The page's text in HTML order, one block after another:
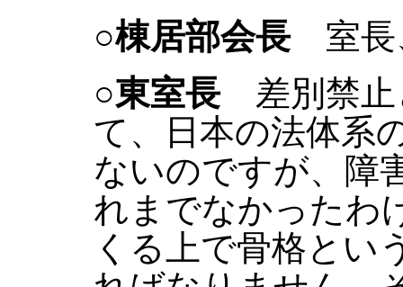
○棟居部会長室長
○東室長差別禁止
て、日本の法体系
ないのですが、障
れまでなかったわ
くる上で骨格とい